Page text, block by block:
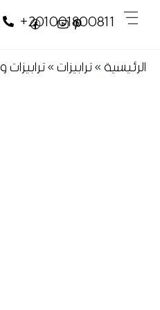
+201001800811
الرئيسية»ترابيزات»